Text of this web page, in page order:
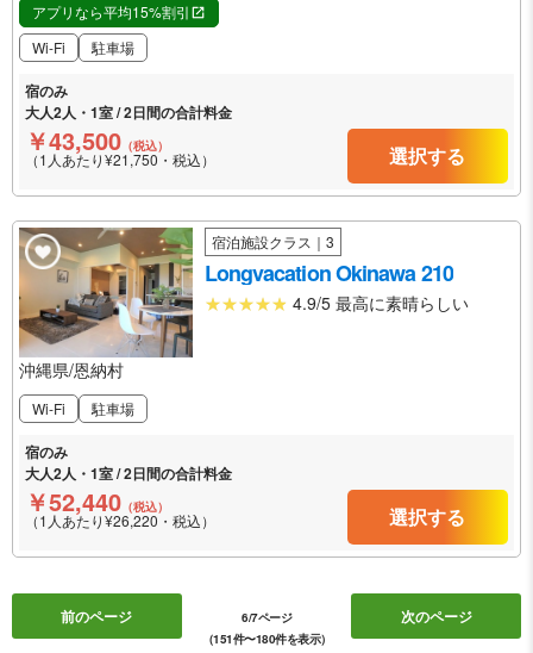
アプリなら平均15%割引
Wi-Fi
駐車場
宿のみ
大人2人・1室 / 2日間の合計料金
￥43,500 （税込）
（1人あたり¥21,750・税込） 選択する
宿泊施設クラス｜3
Longvacation Okinawa 210
4.9/5 最高に素晴らしい
沖縄県/恩納村
Wi-Fi 駐車場
宿のみ
大人2人・1室 / 2日間の合計料金
￥52,440 （税込）
（1人あたり¥26,220・税込） 選択する
前のページ
6/7ページ
（151件〜180件を表示）
次のページ